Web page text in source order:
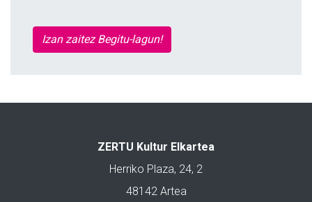
Izan zaitez Begitu-lagun!
ZERTU Kultur Elkartea
Herriko Plaza, 24, 2
48142 Artea